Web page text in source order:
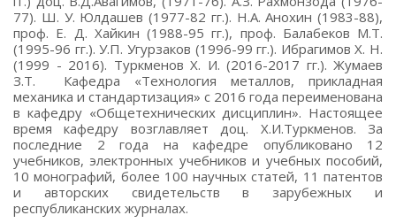
77). Ш. У. Юлдашев (1977-82 гг.). Н.А. Анохин (1983-88),
проф. Е. Д. Хайкин (1988-95 гг.), проф. Балабеков М.Т.
(1995-96 гг.). У.П. Угурзаков (1996-99 гг.). Ибрагимов Х. Н.
(1999 - 2016). Туркменов Х. И. (2016-2017 гг.). Жумаев
З.Т. Кафедра «Технология металлов, прикладная
механика и стандартизация» с 2016 года переименована
в кафедру «Общетехнических дисциплин». Настоящее
время кафедру возглавляет доц. Х.И.Туркменов. За
последние 2 года на кафедре опубликовано 12
учебников, электронных учебников и учебных пособий,
10 монографий, более 100 научных статей, 11 патентов
и авторских свидетельств в зарубежных и
республиканских журналах.